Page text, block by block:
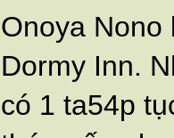
Onoya
Dormy Inn.
có 1 ta54p